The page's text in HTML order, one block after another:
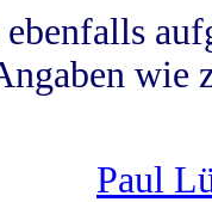
wie
Paul